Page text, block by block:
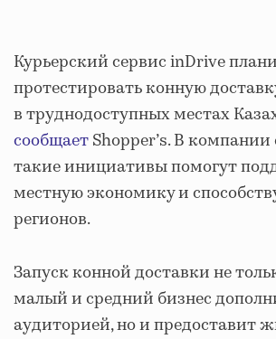
Курьерский сервис inDrive
протестировать конную
в труднодоступных местах
сообщаетShopper’s. В
такие инициативы помогут
местную экономику и
регионов.
Запуск конной доставки не
малый и средний бизнес
аудиторией, но и предоставит